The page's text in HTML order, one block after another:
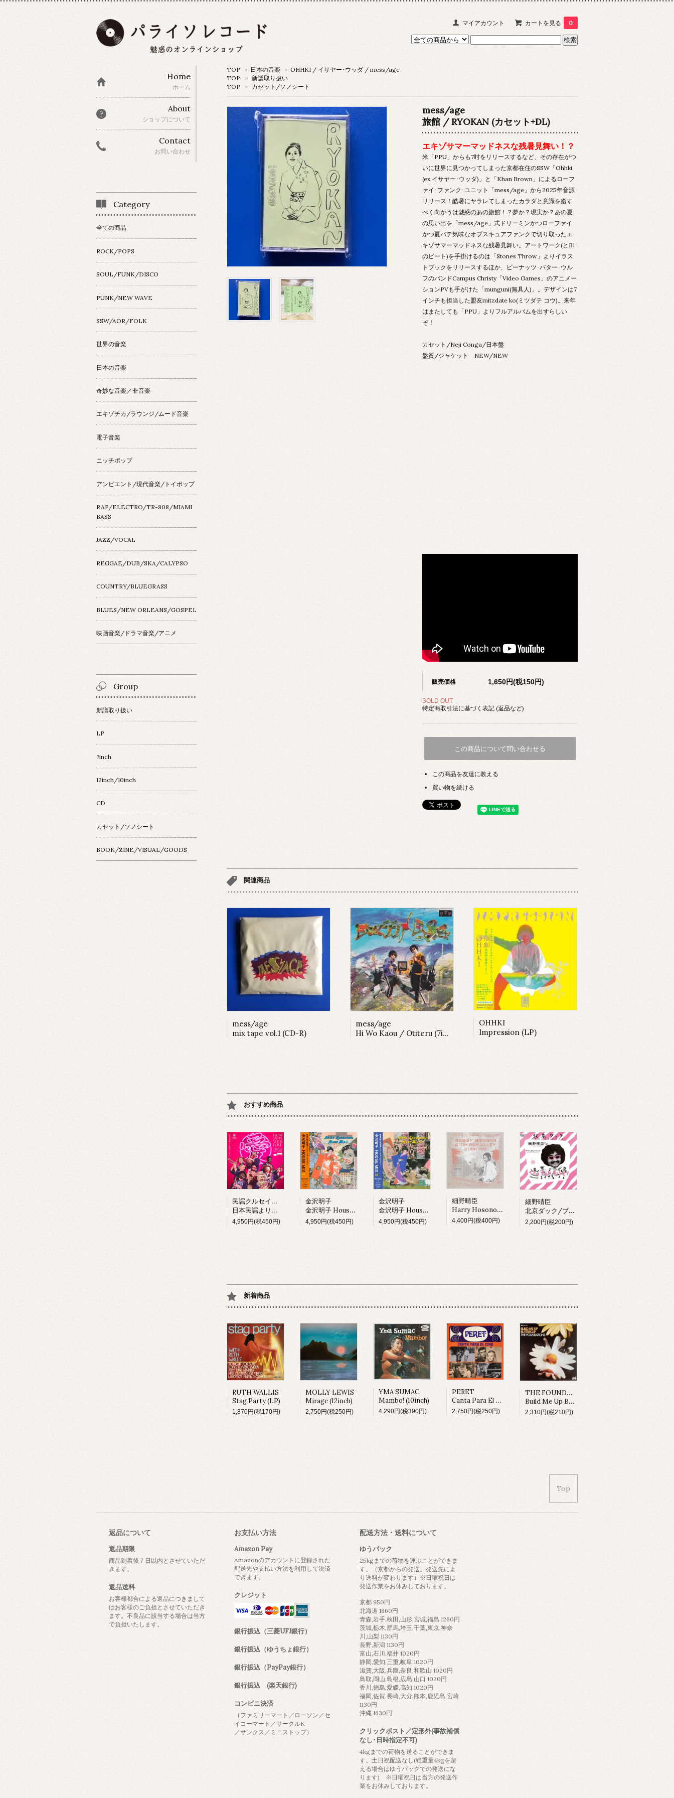
マイアカウント カートを見る 0
TOP > 日本の音楽 > OHHKI / イサヤー･ウッダ / mess/age
TOP
> 新譜取り扱い
TOP
> カセット/ソノシート
mess/age
旅館 / RYOKAN (カセット+DL)
エキゾサマーマッドネスな残暑見舞い！？
米「PPU」からも7吋をリリースするなど、その存在がつ
いに世界に見つかってしまった京都在住のSSW「Ohhki
(ex.イサヤー･ウッダ)」と「Khan Brown」によるローフ
ァイ･ファンク･ユニット「mess/age」から2025年音源
リリース！酷暑にヤラレてしまったカラダと意識を癒す
べく向かうは魅惑のあの旅館！？夢か？現実か？あの夏
の思い出を「mess/age」式ドリーミンかつローファイ
かつ夏バテ気味なオブスキュアファンクで切り取ったエ
キゾサマーマッドネスな残暑見舞い。アートワーク(とB1
のビート)を手掛けるのは「Stones Throw」よりイラス
トブックをリリースするほか、ピーナッツ･バター･ウル
フのバンドCampus Christy「Video Games」のアニメー
ションPVも手がけた「munguni(無具人)」。デザインは7
インチも担当した盟友mitzdate ko(ミツダテ コウ)。来年
はまたしても「PPU」よりフルアルバムを出すらしい
ぞ！
カセット/Neji Conga/日本盤
盤質/ジャケット NEW/NEW
販売価格 1,650円(税150円)
SOLD OUT
特定商取引法に基づく表記 (返品など)
この商品について問い合わせる
この商品を友達に教える
買い物を続ける
関連商品
mess/age
mix tape vol.1 (CD-R)
mess/age
Hi Wo Kaou / Otiteru (7inch)
OHHKI
Impression (LP)
おすすめ商品
民謡クルセイダーズ
日本民謡より愛をこめて (LP)
4,950円(税450円)
金沢明子
金沢明子 House Mix I (LP)
4,950円(税450円)
金沢明子
金沢明子 House Mix II (LP)
4,950円(税450円)
細野晴臣
Harry Hosono & Tin Pan Alley In China Town (LP)
4,400円(税400円)
細野晴臣
北京ダック/ブラックピーナッツ
2,200円(税200円)
新着商品
RUTH WALLIS
Stag Party (LP)
1,870円(税170円)
MOLLY LEWIS
Mirage (12inch)
2,750円(税250円)
YMA SUMAC
Mambo! (10inch)
4,290円(税390円)
PERET
Canta Para El Cine (LP)
2,750円(税250円)
THE FOUNDATIONS
Build Me Up Buttercup (LP)
2,310円(税210円)
Home
ホーム
About
ショップについて
Contact
お問い合わせ
Category
全ての商品
ROCK/POPS
SOUL/FUNK/DISCO
PUNK/NEW WAVE
SSW/AOR/FOLK
世界の音楽
日本の音楽
奇妙な音楽／非音楽
エキゾチカ/ラウンジ/ムード音楽
電子音楽
ニッチポップ
アンビエント/現代音楽/トイポップ
RAP/ELECTRO/TR-808/MIAMI
BASS
JAZZ/VOCAL
REGGAE/DUB/SKA/CALYPSO
COUNTRY/BLUEGRASS
BLUES/NEW ORLEANS/GOSPEL
映画音楽/ドラマ音楽/アニメ
Group
新譜取り扱い
LP
7inch
12inch/10inch
CD
カセット/ソノシート
BOOK/ZINE/VISUAL/GOODS
Top
返品について
返品期限
商品到着後７日以内とさせていただ
きます。
返品送料
お客様都合による返品につきまして
はお客様のご負担とさせていただき
ます。不良品に該当する場合は当方
で負担いたします。
お支払い方法
Amazon Pay
Amazonのアカウントに登録された
配送先や支払い方法を利用して決済
できます。
クレジット
銀行振込（三菱UFJ銀行）
銀行振込（ゆうちょ銀行）
銀行振込（PayPay銀行）
銀行振込 (楽天銀行)
コンビニ決済
（ファミリーマート／ローソン／セ
イコーマート／サークルK
／サンクス／ミニストップ）
配送方法・送料について
ゆうパック
25kgまでの荷物を運ぶことができま
す。（京都からの発送。発送先によ
り送料が変わります）※日曜祝日は
発送作業をお休みしております。
京都 950円
北海道 1860円
青森,岩手,秋田,山形,宮城,福島 1260円
茨城,栃木,群馬,埼玉,千葉,東京,神奈
川,山梨 1130円
長野,新潟 1130円
富山,石川,福井 1020円
静岡,愛知,三重,岐阜 1020円
滋賀,大阪,兵庫,奈良,和歌山 1020円
鳥取,岡山,島根,広島,山口 1020円
香川,徳島,愛媛,高知 1020円
福岡,佐賀,長崎,大分,熊本,鹿児島,宮崎
1130円
沖縄 1630円
クリックポスト／定形外(事故補償
なし･日時指定不可)
4kgまでの荷物を送ることができま
す。土日祝配送なし(総重量4kgを超
える場合はゆうパックでの発送にな
ります) ※日曜祝日は当方の発送作
業をお休みしております。